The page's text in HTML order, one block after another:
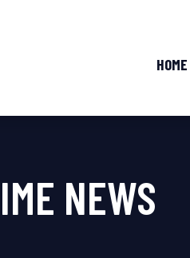
HOME
NEWS